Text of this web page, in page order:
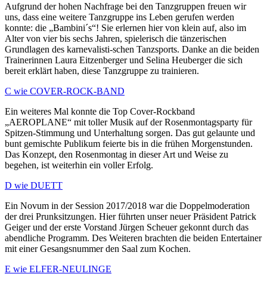
Aufgrund der hohen Nachfrage bei den Tanzgruppen freuen wir
uns, dass eine weitere Tanzgruppe ins Leben gerufen werden
konnte: die „Bambini´s“! Sie erlernen hier von klein auf, also im
Alter von vier bis sechs Jahren, spielerisch die tänzerischen
Grundlagen des karnevalisti-schen Tanzsports. Danke an die beiden
Trainerinnen Laura Eitzenberger und Selina Heuberger die sich
bereit erklärt haben, diese Tanzgruppe zu trainieren.
C wie COVER-ROCK-BAND
Ein weiteres Mal konnte die Top Cover-Rockband
„AEROPLANE“ mit toller Musik auf der Rosenmontagsparty für
Spitzen-Stimmung und Unterhaltung sorgen. Das gut gelaunte und
bunt gemischte Publikum feierte bis in die frühen Morgenstunden.
Das Konzept, den Rosenmontag in dieser Art und Weise zu
begehen, ist weiterhin ein voller Erfolg.
D wie DUETT
Ein Novum in der Session 2017/2018 war die Doppelmoderation
der drei Prunksitzungen. Hier führten unser neuer Präsident Patrick
Geiger und der erste Vorstand Jürgen Scheuer gekonnt durch das
abendliche Programm. Des Weiteren brachten die beiden Entertainer
mit einer Gesangsnummer den Saal zum Kochen.
E wie ELFER-NEULINGE